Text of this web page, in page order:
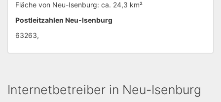
Fläche von Neu-Isenburg: ca. 24,3 km²
Postleitzahlen Neu-Isenburg
63263,
Internetbetreiber in Neu-Isenburg